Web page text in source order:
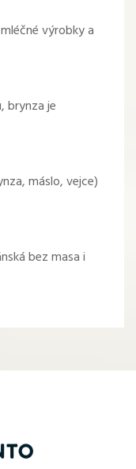
výrobky a
brynza je
máslo, vejce)
bez masa i